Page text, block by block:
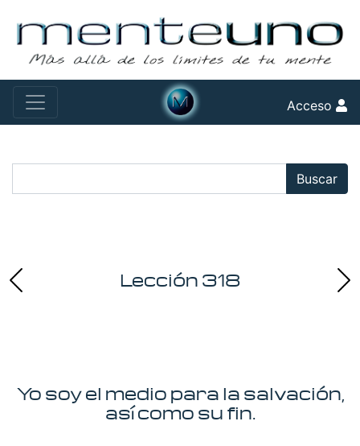
Acceso
Buscar
Lección 318
Yo soy el medio para la salvación,
así como su fin.